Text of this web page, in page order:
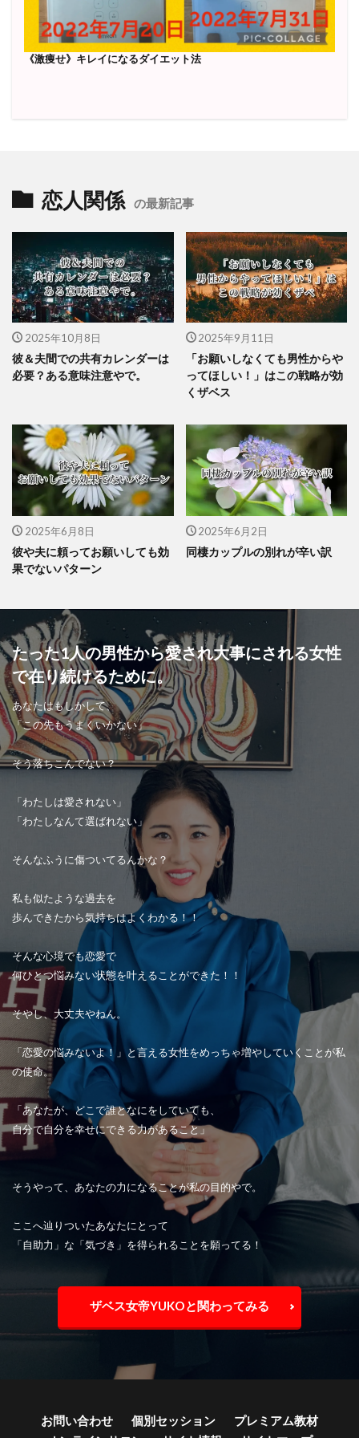
《激痩せ》キレイになるダイエット法
恋人関係 の最新記事
2025年10月8日
彼＆夫間での共有カレンダーは
必要？ある意味注意やで。
2025年9月11日
「お願いしなくても男性からや
ってほしい！」はこの戦略が効
くザベス
2025年6月8日
彼や夫に頼ってお願いしても効
果でないパターン
2025年6月2日
同棲カップルの別れが辛い訳
たった1人の男性から愛され大事にされる女性
で在り続けるために。
あなたはもしかして、
「この先もうまくいかない」
そう落ちこんでない？
「わたしは愛されない」
「わたしなんて選ばれない」
そんなふうに傷ついてるんかな？
私も似たような過去を
歩んできたから気持ちはよくわかる！！
そんな心境でも恋愛で
何ひとつ悩みない状態を叶えることができた！！
そやし、大丈夫やねん。
「恋愛の悩みないよ！」と言える女性をめっちゃ増やしていくことが私
の使命。
「あなたが、どこで誰となにをしていても、
自分で自分を幸せにできる力があること」
そうやって、あなたの力になることが私の目的やで。
ここへ辿りついたあなたにとって
「自助力」な「気づき」を得られることを願ってる！
ザベス女帝YUKOと関わってみる
お問い合わせ 個別セッション
プレミアム教材